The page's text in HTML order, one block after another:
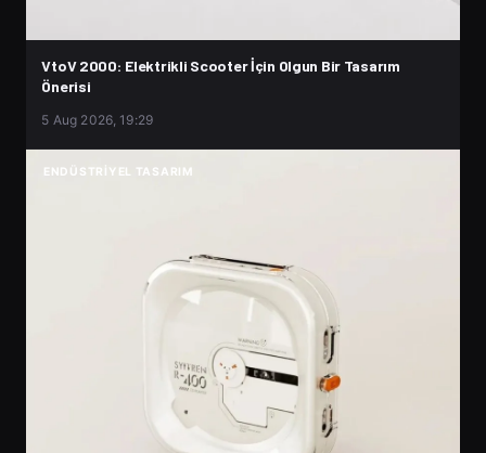
VtoV 2000: Elektrikli Scooter İçin Olgun Bir Tasarım
Önerisi
5 Aug 2026, 19:29
ENDÜSTRIYEL TASARIM